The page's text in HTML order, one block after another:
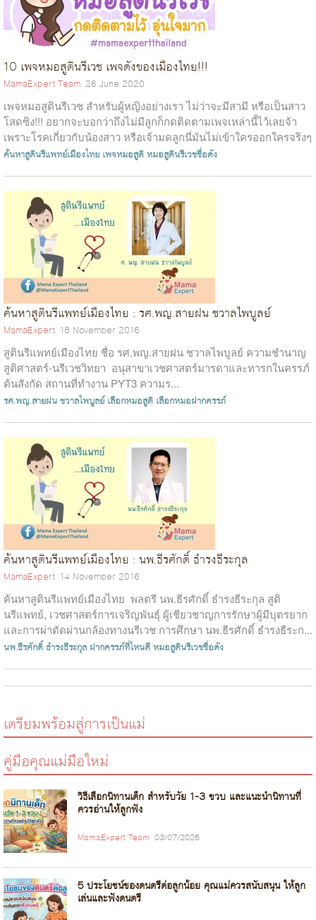
10 เพจหมอสูตินรีเวช เพจดังของเมืองไทย!!!
MamaExpert Team 26 June 2020
เพจหมอสูตินรีเวช สำหรับผู้หญิงอย่างเรา ไม่ว่าจะมีสามี หรือเป็นสาว
โสดซิง!!! อยากจะบอกว่าถึงไม่มีลูกก็กดติดตามเพจเหล่านี้ไว้เลยจ้า
เพราะโรคเกี่ยวกับน้องสาว หรือเจ้ามดลูกนี่มันไม่เข้าใครออกใครจริงๆ
อา...
ค้นหาสูตินรีแพทย์เมืองไทย เพจหมอสูติหมอสูตินรีเวชชื่อดัง
ค้นหาสูตินรีแพทย์เมืองไทย : รศ.พญ.สายฝน ชวาลไพบูลย์
MamaExpert 18 November 2016
สูตินรีแพทย์เมืองไทย ชื่อ รศ.พญ.สายฝน ชวาลไพบูลย์ ความชำนาญ
สูติศาสตร์-นรีเวชวิทยา อนุสาขาเวชศาสตร์มารดาและทารกในครรภ์
ต้นสังกัด สถานที่ทำงาน PYT3 ความร...
รศ.พญ.สายฝน ชวาลไพบูลย์ เลือกหมอสูติ เลือกหมอฝากครรภ์
ค้นหาสูตินรีแพทย์เมืองไทย : นพ.ธีรศักดิ์ ธำรงธีระกุล
MamaExpert 14 November 2016
ค้นหาสูตินรีแพทย์เมืองไทย พลตรี นพ.ธีรศักดิ์ ธำรงธีระกุล สูติ
นรีแพทย์, เวชศาสตร์การเจริญพันธุ์ ผู้เชียวชาญการรักษาผู้มีบุตรยาก
และการผ่าตัดผ่านกล้องทางนรีเวช การศึกษา นพ.ธีรศักดิ์ ธำรงธีระก...
นพ.ธีรศักดิ์ ธำรงธีระกุล ฝากครรภ์ที่ไหนดีหมอสูตินรีเวชชื่อดัง
เตรียมพร้อมสู่การเป็นแม่
คู่มือคุณแม่มือใหม่
วิธีเลือกนิทานเด็ก สำหรับวัย 1-3 ขวบ และแนะนำนิทานที่
ควรอ่านให้ลูกฟัง
MamaExpert Team 03/07/2026
5 ประโยชน์ของดนตรีต่อลูกน้อย คุณแม่ควรสนับสนุน ให้ลูก
เล่นและฟังดนตรี